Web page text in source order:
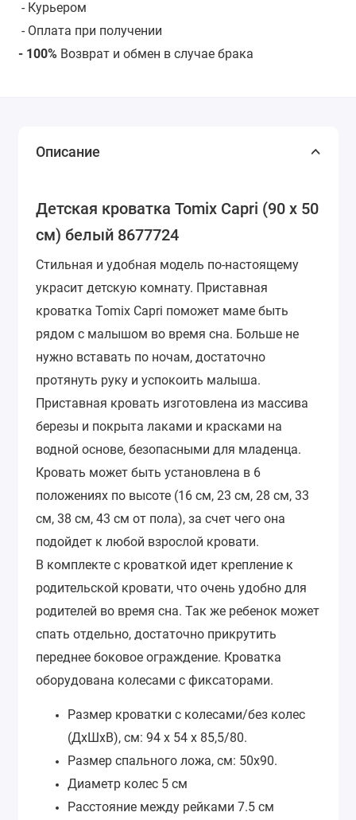
- Курьером
- Оплата при получении
- 100% Возврат и обмен в случае брака
Описание
Детская кроватка Tomix Capri (90 х 50
см) белый 8677724
Стильная и удобная модель по-настоящему
украсит детскую комнату. Приставная
кроватка Tomix Capri поможет маме быть
рядом с малышом во время сна. Больше не
нужно вставать по ночам, достаточно
протянуть руку и успокоить малыша.
Приставная кровать изготовлена из массива
березы и покрыта лаками и красками на
водной основе, безопасными для младенца.
Кровать может быть установлена в 6
положениях по высоте (16 см, 23 см, 28 см, 33
см, 38 см, 43 см от пола), за счет чего она
подойдет к любой взрослой кровати.
В комплекте с кроваткой идет крепление к
родительской кровати, что очень удобно для
родителей во время сна. Так же ребенок может
спать отдельно, достаточно прикрутить
переднее боковое ограждение. Кроватка
оборудована колесами с фиксаторами.
Размер кроватки с колесами/без колес
(ДхШхВ), см: 94 х 54 х 85,5/80.
Размер спального ложа, см: 50х90.
Диаметр колес 5 см
Расстояние между рейками 7.5 см